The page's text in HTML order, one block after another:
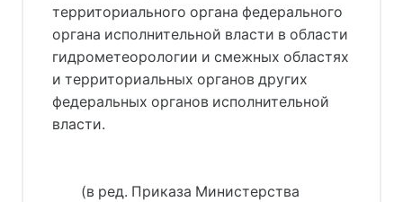
территориального органа федерального
органа исполнительной власти в области
гидрометеорологии и смежных областях
и территориальных органов других
федеральных органов исполнительной
власти.
(в ред. Приказа Министерства